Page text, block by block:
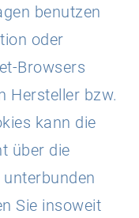
benutzen
oder
Browsers
Hersteller bzw.
kann die
über die
Sie insoweit